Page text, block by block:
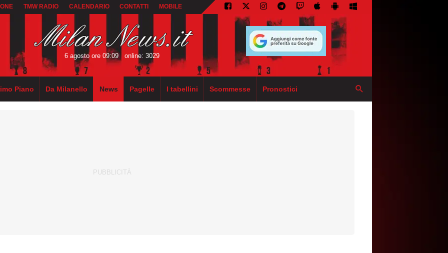
TMW RADIO CALENDARIO CONTATTI MOBILE
6 agosto ore 09:09 online: 3029
Piano Da Milanello News Pagelle I tabellini Scommesse Pronostici